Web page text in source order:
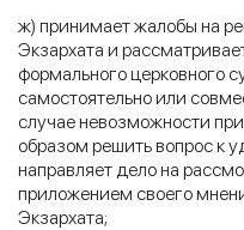
ж) принимает жалобы на
Экзархата и
формального церковного
самостоятельно или
случае невозможности
образом решить вопрос к
направляет дело на
приложением своего
Экзархата;